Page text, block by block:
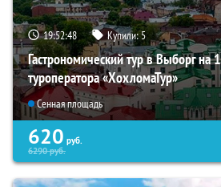
19:52:47 Купили:5
Гастрономический тур в Выборг на
туроператора «ХохломаТур»
Сенная площадь
620 руб.
6290руб.